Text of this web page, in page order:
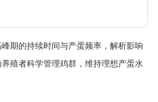
期的持续时间与产蛋频率，解析影响
殖者科学管理鸡群，维持理想产蛋水